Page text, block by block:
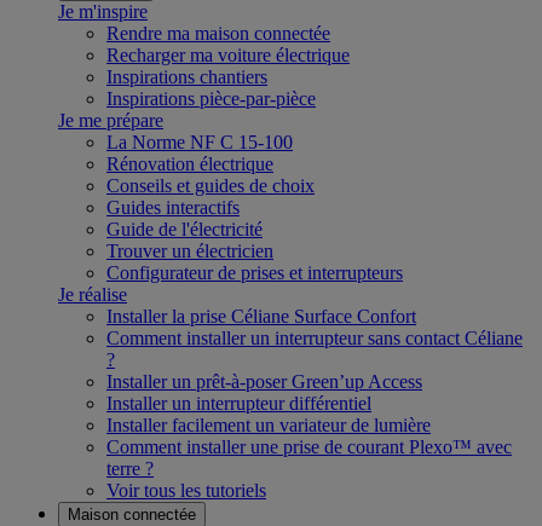
Je m'inspire
Rendre ma maison connectée
Recharger ma voiture électrique
Inspirations chantiers
Inspirations pièce-par-pièce
Je me prépare
La Norme NF C 15-100
Rénovation électrique
Conseils et guides de choix
Guides interactifs
Guide de l'électricité
Trouver un électricien
Configurateur de prises et interrupteurs
Je réalise
Installer la prise Céliane Surface Confort
Comment installer un interrupteur sans contact Céliane
?
Installer un prêt-à-poser Green’up Access
Installer un interrupteur différentiel
Installer facilement un variateur de lumière
Comment installer une prise de courant Plexo™ avec
terre ?
Voir tous les tutoriels
Maison connectée